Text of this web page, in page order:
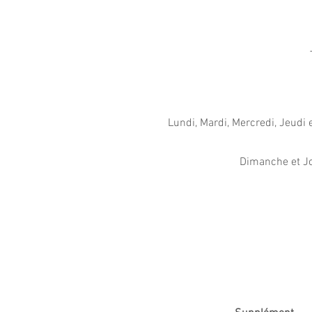
Lundi, Mardi, Mercredi, Jeudi
Dimanche et